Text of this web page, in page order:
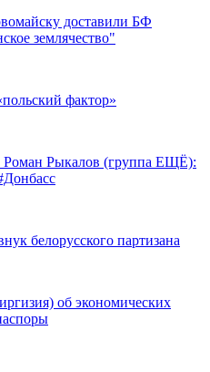
доставили БФ
землячество"
фактор»
Рыкалов (группа ЕЩЁ):
белорусского партизана
об экономических